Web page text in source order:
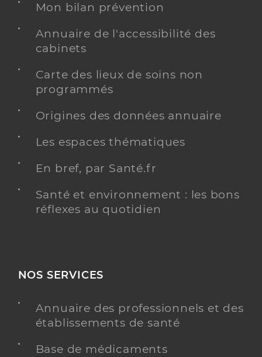
Mon bilan prévention
Annuaire de l'accessibilité des
cabinets
Carte des lieux de soins non
programmés
Origines des données annuaire
Les espaces thématiques
En bref, par Santé.fr
Santé et environnement : les bons
réflexes au quotidien
NOS SERVICES
Annuaire des professionnels et des
établissements de santé
Base de médicaments